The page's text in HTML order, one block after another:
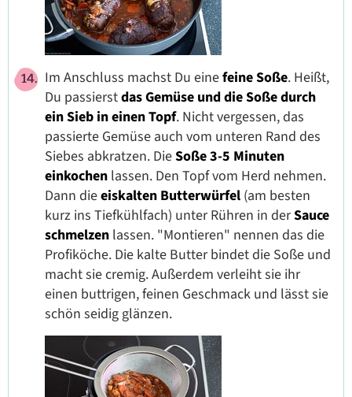
Im Anschluss machst Du einefeine Soße. Heißt,
Du passierstdas Gemüse und die Soße durch
ein Sieb in einen Topf. Nicht vergessen, das
passierte Gemüse auch vom unteren Rand des
Siebes abkratzen. DieSoße 3-5 Minuten
einkochen lassen. Den Topf vom Herd nehmen.
Dann dieeiskalten Butterwürfel (am besten
kurz ins Tiefkühlfach) unter Rühren in derSauce
schmelzen lassen. "Montieren" nennen das die
Profiköche. Die kalte Butter bindet die Soße und
macht sie cremig. Außerdem verleiht sie ihr
einen buttrigen, feinen Geschmack und lässt sie
schön seidig glänzen.